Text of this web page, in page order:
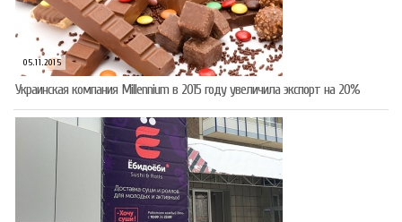
05.11.2015
Украинская компания Millennium в 2015 году увеличила экспорт на 20%